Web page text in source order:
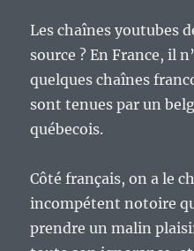
Les chaînes youtubes
source ? En France, il
quelques chaînes
sont tenues par un
québecois.
Côté français, on a le
incompétent notoire
prendre un malin